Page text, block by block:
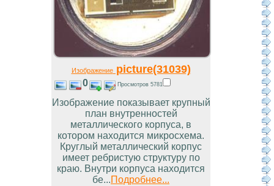
Изображениеpicture(31039)
0 Просмотров 5781
Изображение показывает крупный
план внутренностей
металлического корпуса, в
котором находится микросхема.
Круглый металлический корпус
имеет ребристую структуру по
краю. Внутри корпуса находится
бе...Подробнее...